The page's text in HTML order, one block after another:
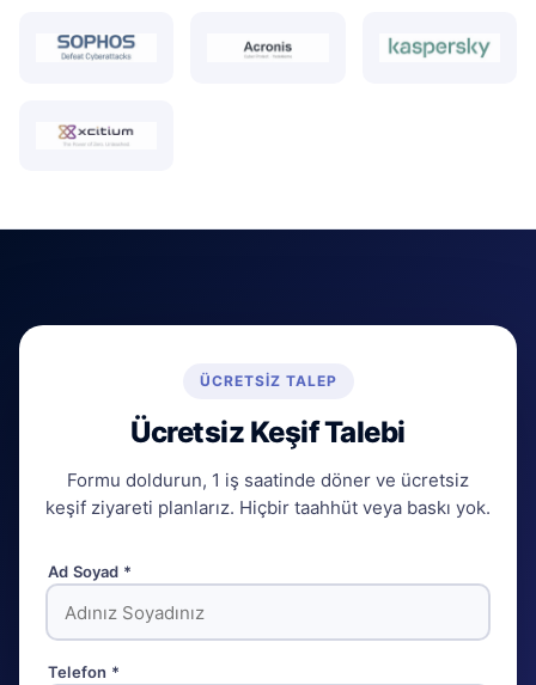
ÜCRETSIZ TALEP
Ücretsiz Keşif Talebi
Formu doldurun, 1 iş saatinde döner ve ücretsiz
keşif ziyareti planlarız. Hiçbir taahhüt veya baskı yok.
Ad Soyad *
Telefon *